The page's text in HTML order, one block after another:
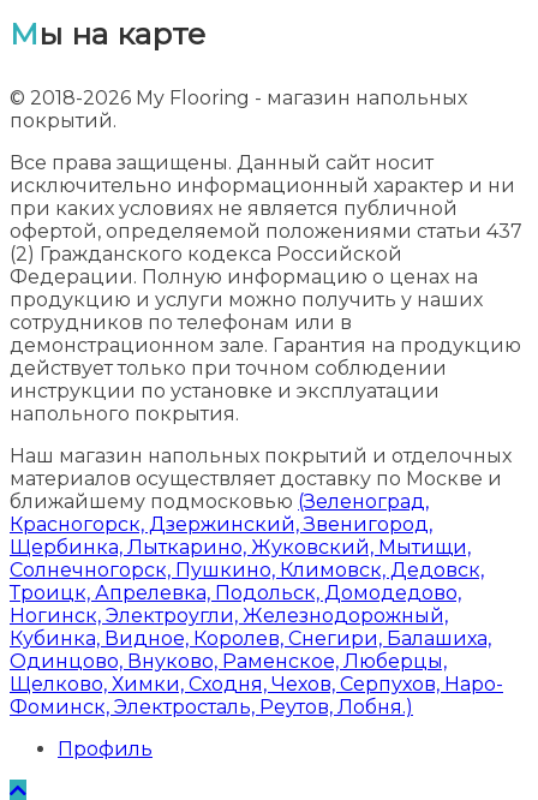
Мы на карте
© 2018-2026 My Flooring - магазин напольных
покрытий.
Все права защищены. Данный сайт носит
исключительно информационный характер и ни
при каких условиях не является публичной
офертой, определяемой положениями статьи 437
(2) Гражданского кодекса Российской
Федерации. Полную информацию о ценах на
продукцию и услуги можно получить у наших
сотрудников по телефонам или в
демонстрационном зале. Гарантия на продукцию
действует только при точном соблюдении
инструкции по установке и эксплуатации
напольного покрытия.
Наш магазин напольных покрытий и отделочных
материалов осуществляет доставку по Москве и
ближайшему подмосковью (Зеленоград,
Красногорск, Дзержинский, Звенигород,
Щербинка, Лыткарино, Жуковский, Мытищи,
Солнечногорск, Пушкино, Климовск, Дедовск,
Троицк, Апрелевка, Подольск, Домодедово,
Ногинск, Электроугли, Железнодорожный,
Кубинка, Видное, Королев, Снегири, Балашиха,
Одинцово, Внуково, Раменское, Люберцы,
Щелково, Химки, Сходня, Чехов, Серпухов, Наро-
Фоминск, Электросталь, Реутов, Лобня.)
Профиль